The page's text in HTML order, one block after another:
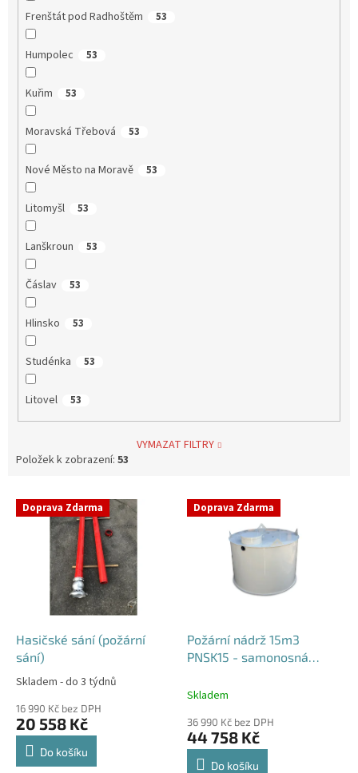
Frenštát pod Radhoštěm 53
Humpolec 53
Kuřim 53
Moravská Třebová 53
Nové Město na Moravě 53
Litomyšl 53
Lanškroun 53
Čáslav 53
Hlinsko 53
Studénka 53
Litovel 53
VYMAZAT FILTRY
Položek k zobrazení: 53
V Doprava Zdarma
Hasičské sání (požární
sání)
Průměrné
produktu
je
4,2
Skladem - do 3 týdnů
16 990 Kč bez DPH
20 558 Kč
Do košíku
Doprava Zdarma
Požární nádrž 15m3
PNSK15 - samonosná
Skladem
36 990 Kč bez DPH
44 758 Kč
Do košíku